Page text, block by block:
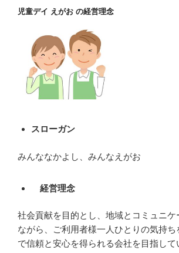
児童デイ えがお の経営理念
スローガン
みんななかよし、みんなえがお
経営理念
社会貢献を目的とし、地域とコミュニケ
ながら、ご利用者様一人ひとりの気持
で信頼と安心を得られる会社を目指して